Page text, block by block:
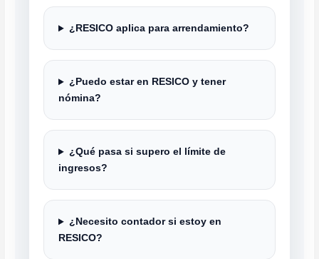
¿RESICO aplica para arrendamiento?
¿Puedo estar en RESICO y tener
nómina?
¿Qué pasa si supero el límite de
ingresos?
¿Necesito contador si estoy en
RESICO?